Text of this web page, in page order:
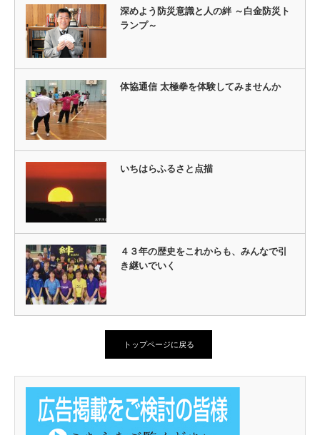
深めよう防災意識と人の絆 ～白金防災ト
ランプ～
体協通信 太極拳を体験してみませんか
いちはらふるさと点描
４３年の歴史をこれからも、みんなで引
き継いでいく
トップページに戻る